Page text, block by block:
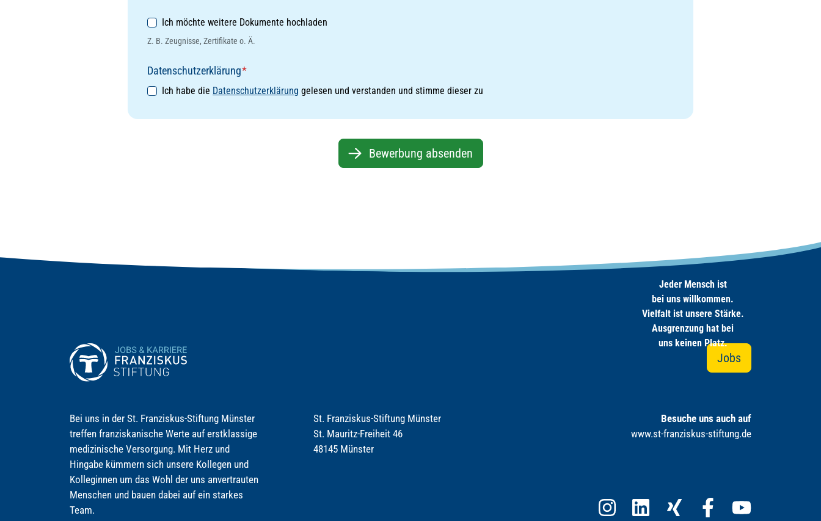
Weitere Dokumente
Ich möchte weitere Dokumente hochladen
Z. B. Zeugnisse, Zertifikate o. Ä.
Datenschutzerklärung*
Ich habe die Datenschutzerklärung gelesen und verstanden und stimme dieser zu
Bewerbung absenden
Jeder Mensch ist
bei uns willkommen.
Vielfalt ist unsere Stärke.
Ausgrenzung hat bei
uns keinen Platz.
Jobs
Bei uns in der St. Franziskus-Stiftung Münster
treffen franziskanische Werte auf erstklassige
medizinische Versorgung. Mit Herz und
Hingabe kümmern sich unsere Kollegen und
Kolleginnen um das Wohl der uns anvertrauten
Menschen und bauen dabei auf ein starkes
Team.
St. Franziskus-Stiftung Münster
St. Mauritz-Freiheit 46
48145 Münster
Besuche uns auch auf
www.st-franziskus-stiftung.de